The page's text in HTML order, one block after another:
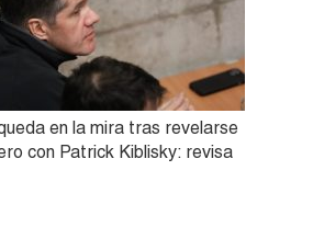
en la mira tras revelarse
con Patrick Kiblisky: revisa